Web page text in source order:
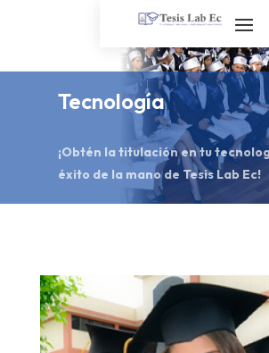
Tecnología
¡Obtén la titulación en tu
éxito de la mano de Tesis Lab Ec!